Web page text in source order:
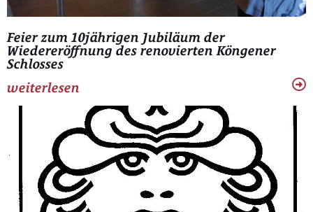
Feier zum 10jährigen Jubiläum der
Wiedereröffnung des renovierten Köngener
Schlosses
weiterlesen